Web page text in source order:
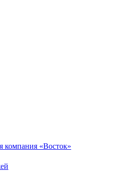
компания «Восток»